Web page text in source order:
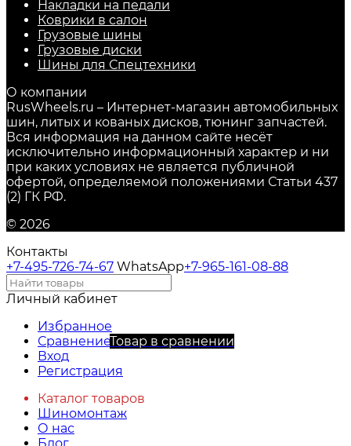
Накладки на педали
Коврики в салон
Грузовые шины
Грузовые диски
Шины для Спецтехники
О компании
RusWheels.ru – Интернет-магазин автомобильных
шин, литых и кованых дисков, тюнинг запчастей.
Вся информация на данном сайте несёт
исключительно информационный характер и ни
при каких условиях не является публичной
офертой, определяемой положениями Статьи 437
(2) ГК РФ.
© 2026
Контакты
+7-495-726-74-67 WhatsApp+7-965-161-08-88
Личный кабинет
Избранное
СравнениеТовар в сравнении
Вход
Регистрация
Каталог товаров
Шиномонтаж
О нас